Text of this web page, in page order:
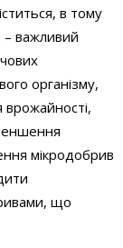
в тому
– важливий
організму,
мікродобрив
що